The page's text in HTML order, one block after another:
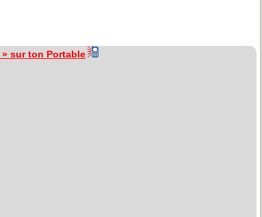
» sur ton Portable